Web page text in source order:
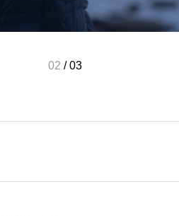
02 /03